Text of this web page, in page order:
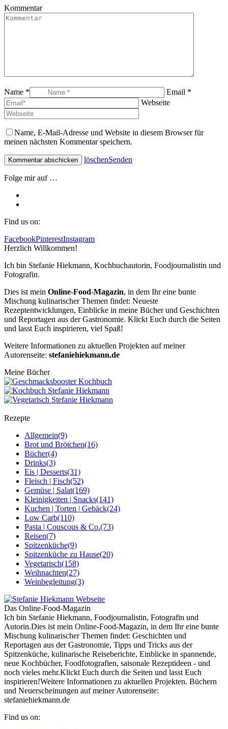
Kommentar
Name *
Email *
Webseite
Name, E-Mail-Adresse und Website in diesem Browser für
meinen nächsten Kommentar speichern.
löschenSenden
Folge mir auf …
Find us on:
FacebookPinterestInstagram
Herzlich Willkommen!
Ich bin Stefanie Hiekmann, Kochbuchautorin, Foodjournalistin und
Fotografin.
Dies ist mein Online-Food-Magazin, in dem Ihr eine bunte
Mischung kulinarischer Themen findet: Neueste
Rezeptentwicklungen, Einblicke in meine Bücher und Geschichten
und Reportagen aus der Gastronomie. Klickt Euch durch die Seiten
und lasst Euch inspirieren, viel Spaß!
Weitere Informationen zu aktuellen Projekten auf meiner
Autorenseite: stefaniehiekmann.de
Meine Bücher
Rezepte
Allgemein(9)
Brot und Brötchen(16)
Bücher(4)
Drinks(3)
Eis | Desserts(31)
Fleisch | Fisch(52)
Gemüse | Salat(169)
Kleinigkeiten | Snacks(141)
Kuchen | Torten | Gebäck(24)
Low Carb(110)
Pasta | Couscous & Co.(73)
Reisen(7)
Spitzenküche(9)
Spitzenküche zu Hause(20)
Vegetarisch(158)
Weihnachten(27)
Weinbegleitung(3)
Das Online-Food-Magazin
Ich bin Stefanie Hiekmann, Foodjournalistin, Fotografin und
Autorin.Dies ist mein Online-Food-Magazin, in dem Ihr eine bunte
Mischung kulinarischer Themen findet: Geschichten und
Reportagen aus der Gastronomie, Tipps und Tricks aus der
Spitzenküche, kulinarische Reiseberichte, Einblicke in spannende,
neue Kochbücher, Foodfotografien, saisonale Rezeptideen - und
noch vieles mehr.Klickt Euch durch die Seiten und lasst Euch
inspirieren!Weitere Informationen zu aktuellen Projekten. Büchern
und Neuerscheinungen auf meiner Autorenseite:
stefaniehiekmann.de
Find us on: